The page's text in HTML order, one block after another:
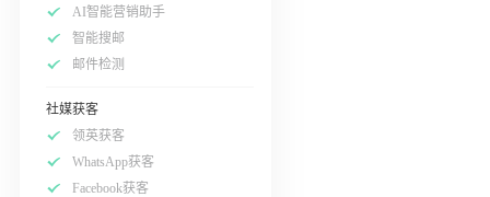
AI智能营销助手
智能搜邮
邮件检测
社媒获客
领英获客
WhatsApp获客
Facebook获客